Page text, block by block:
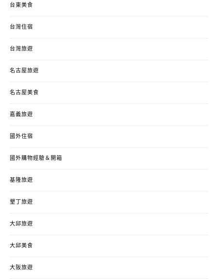
台東美食
台灣住宿
台灣旅遊
名古屋旅遊
名古屋美食
嘉義旅遊
國外住宿
國外購物經驗＆開箱
基隆旅遊
墾丁旅遊
大邱旅遊
大邱美食
大阪旅遊